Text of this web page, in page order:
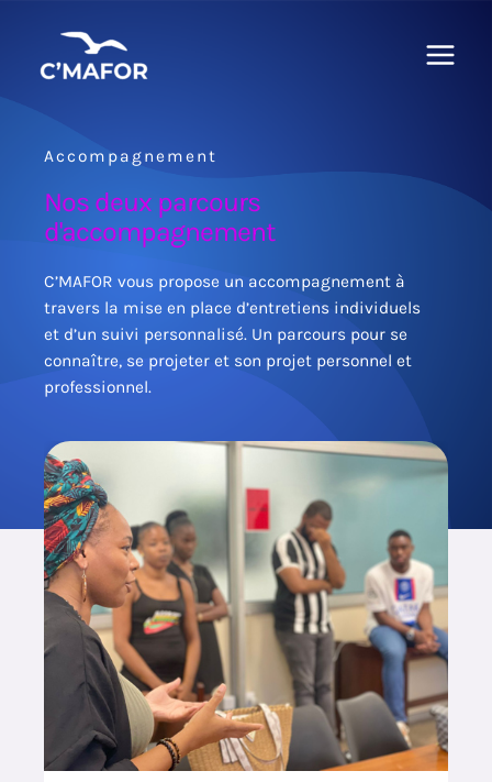
contenu
Menu
Accompagnement
Nos deux parcours
d'accompagnement
C’MAFOR vous propose un accompagnement à
travers la mise en place d’entretiens individuels
et d’un suivi personnalisé. Un parcours pour se
connaître, se projeter et son projet personnel et
professionnel.